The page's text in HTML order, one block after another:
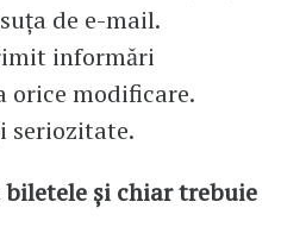
de e-mail.
informări
orice modificare.
seriozitate.
și chiar trebuie